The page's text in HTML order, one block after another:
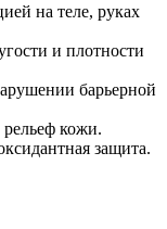
на теле, руках
и плотности
барьерной
рельеф кожи.
защита.